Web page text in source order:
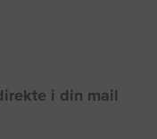
i din mail